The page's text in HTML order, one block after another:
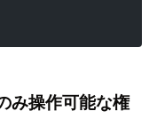
み操作可能な権